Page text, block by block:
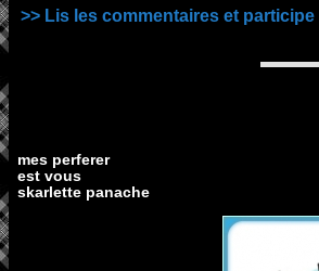
>> Lis les commentaires et participe
mes perferer
est vous
skarlette panache